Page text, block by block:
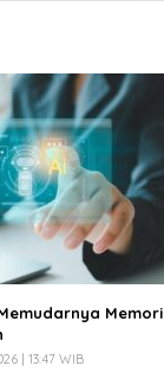
Memori
| 13:47 WIB